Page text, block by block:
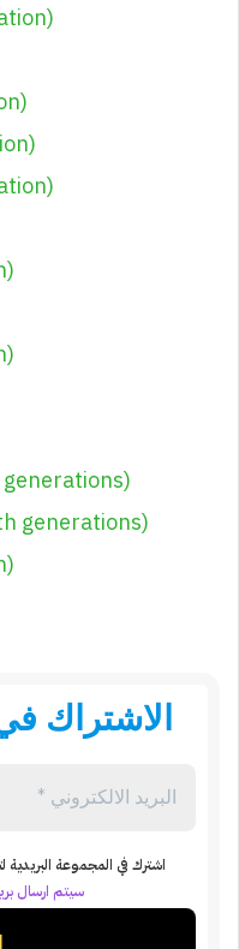
generations)
الاشتراك
اشترك في المجموعة البريدية
سيتم ارسال